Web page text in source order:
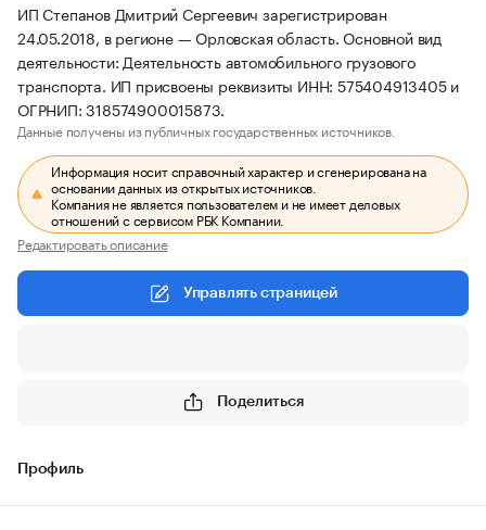
ИП Степанов Дмитрий Сергеевич зарегистрирован
24.05.2018, в регионе — Орловская область. Основной вид
деятельности: Деятельность автомобильного грузового
транспорта. ИП присвоены реквизиты ИНН: 575404913405 и
ОГРНИП: 318574900015873.
Данные получены из публичных государственных источников.
Информация носит справочный характер и сгенерирована на
основании данных из открытых источников.
Компания не является пользователем и не имеет деловых
отношений с сервисом РБК Компании.
Редактировать описание
Управлять страницей
Поделиться
Профиль